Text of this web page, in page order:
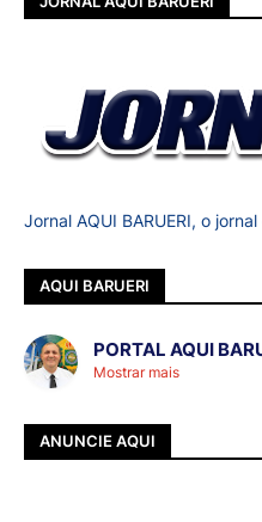
Jornal AQUI BARUERI, o
AQUI BARUERI
PORTAL AQUI
Mostrar mais
ANUNCIE AQUI